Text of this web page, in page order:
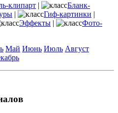
клипарт |
Бланк-
| Гиф-картинки |
Эффекты |
Фото-
Май Июнь Июль Август